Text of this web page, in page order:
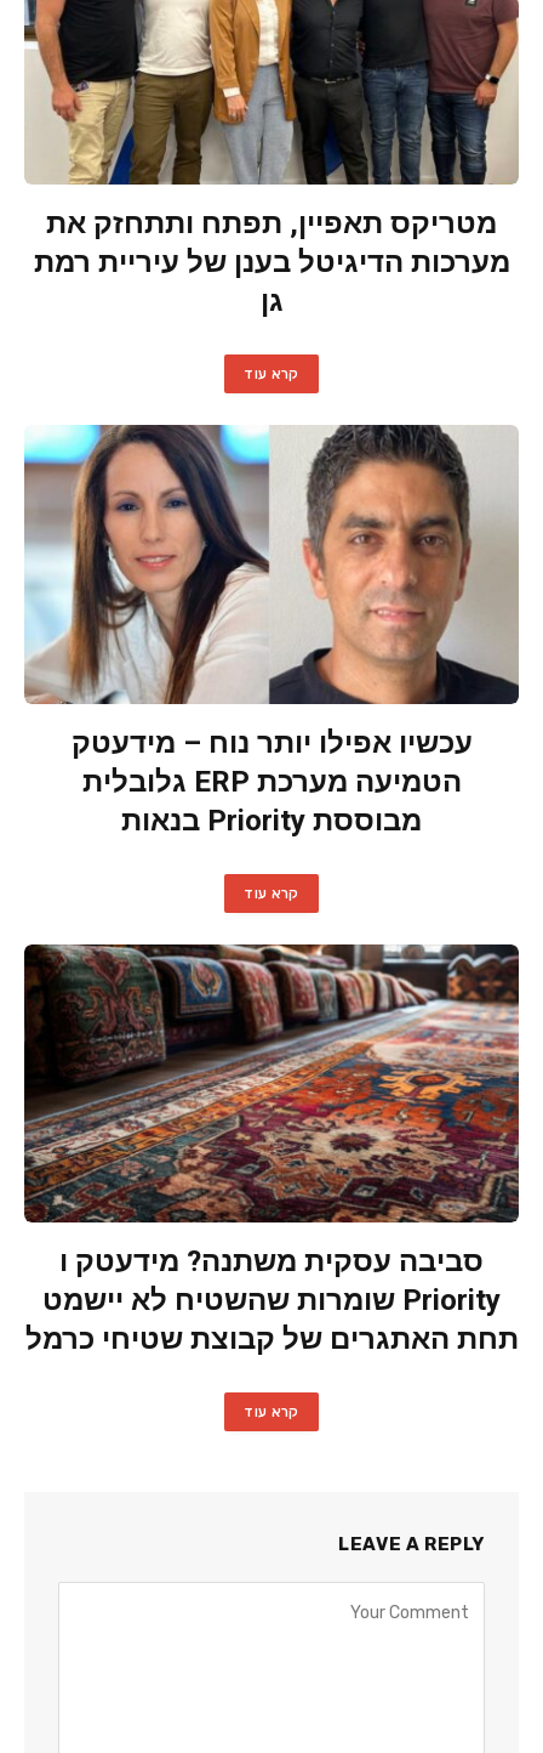
מטריקס תאפיין, תפתח ותתחזק את
מערכות הדיגיטל בענן של עיריית רמת
גן
קרא עוד
עכשיו אפילו יותר נוח – מידעטק
הטמיעה מערכת ERP גלובלית
מבוססת Priority בנאות
קרא עוד
סביבה עסקית משתנה? מידעטק ו
Priority שומרות שהשטיח לא יישמט
תחת האתגרים של קבוצת שטיחי כרמל
קרא עוד
LEAVE A REPLY